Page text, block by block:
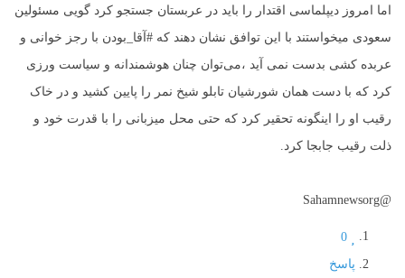
اما امروز دیپلماسی اقتدار را باید در عربستان جستجو کرد گویی مسئولین
سعودی میخواستند با این توافق نشان دهند که #آقا_بودن با رجز خوانی و
عربده کشی بدست نمی آید ،می‌توان چنان هوشمندانه و سیاست ورزی
کرد که با دست همان شورشیان تابلو شیخ نمر را پایین کشید و در خاک
رقیب او را اینگونه تحقیر کرد که حتی محل میزبانی را با قدرت خود و
ذلت رقیب جابجا کرد.
@Sahamnewsorg
0
پاسخ